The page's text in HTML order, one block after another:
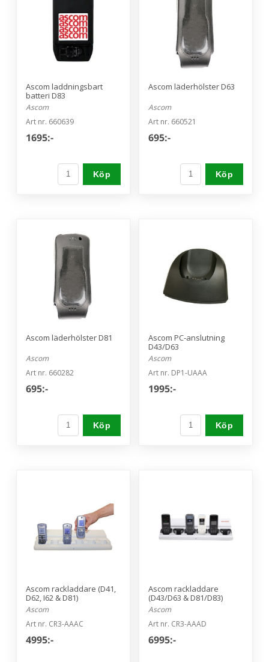
Ascom laddningsbart
batteri D83
Ascom
Art nr. 660639
1695:-
Köp
Ascom läderhölster D63
Ascom
Art nr. 660521
695:-
Köp
Ascom läderhölster D81
Ascom
Art nr. 660282
695:-
Köp
Ascom PC-anslutning
D43/D63
Ascom
Art nr. DP1-UAAA
1995:-
Köp
Ascom rackladdare (D41,
D62, I62 & D81)
Ascom
Art nr. CR3-AAAC
4995:-
Ascom rackladdare
(D43/D63 & D81/D83)
Ascom
Art nr. CR3-AAAD
6995:-